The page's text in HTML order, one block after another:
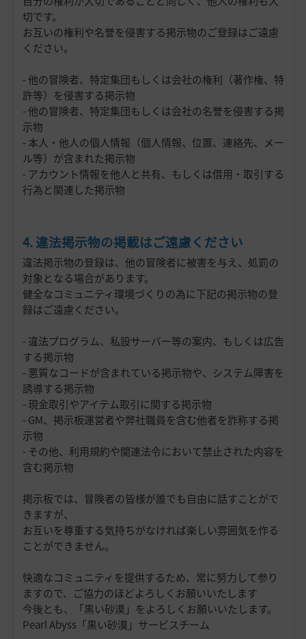
切です。
お互いの権利や名誉を侵害する掲示物のご登録はご遠慮
ください。
- 他の冒険者、特定集団もしくは会社の権利（著作権、特
許等）を侵害する掲示物
- 他の冒険者、特定集団もしくは会社の名誉を侵害する掲
示物
- 本人・他人の個人情報（個人情報、位置、連絡先、メー
ル等）が含まれた掲示物
- アカウント情報を他人と共有、もしくは借用・取引する
行為と関連した掲示物
4. 違法掲示物の掲載はご遠慮ください
違法掲示物の登録は、他の冒険者に被害を与え、処罰の
対象となる場合があります。
健全なコミュニティ環境づくりの為に下記の掲示物の登
録はご遠慮ください。
- 違法プログラム、私設サーバー等の案内、もしくは広告
する掲示物
- 悪質なコードが含まれている掲示物や、システム障害を
誘導する掲示物
- 現金取引やアイテム取引に関する掲示物
- GM、掲示板運営者や弊社職員を含む他者を詐称する掲
示物
- その他、利用規約や関連法令において禁止された内容を
含む掲示物
掲示板では、冒険者の皆様が誰でも自由に話すことがで
きますが、
お互いを尊重する気持ちがなければ楽しい雰囲気を作る
ことができません。
快適なコミュニティを提供するため、常に努力して参り
ますので、ご協力のほどよろしくお願いいたします
今後とも、「黒い砂漠」をよろしくお願いいたします。
Pearl Abyss「黒い砂漠」サービスチーム